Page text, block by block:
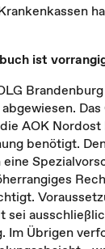
ist
AOK
benötigt.
Im Übrigen